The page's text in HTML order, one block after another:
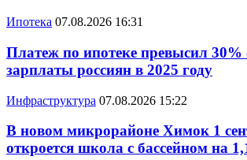
Ипотека 07.08.2026 16:31
Платеж по ипотеке превысил 30%
зарплаты россиян в 2025 году
Инфраструктура 07.08.2026 15:22
В новом микрорайоне Химок 1
откроется школа с бассейном на